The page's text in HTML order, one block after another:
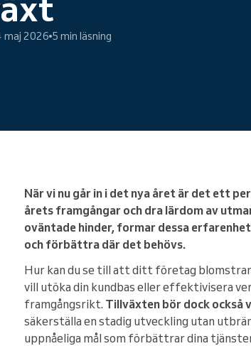
maj 2026 5 min läsning
När vi nu går in i det nya året är det ett
årets framgångar och dra lärdom av
oväntade hinder, formar dessa
och förbättra där det behövs.
Hur kan du se till att ditt företag
vill utöka din kundbas eller effektivisera
framgångsrikt. Tillväxten bör dock också
säkerställa en stadig utveckling utan
uppnåeliga mål som förbättrar dina